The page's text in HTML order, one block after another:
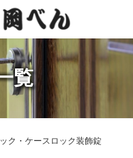
覧
ク・ケースロック装飾錠